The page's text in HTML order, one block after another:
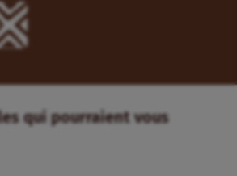
qui pourraient vous